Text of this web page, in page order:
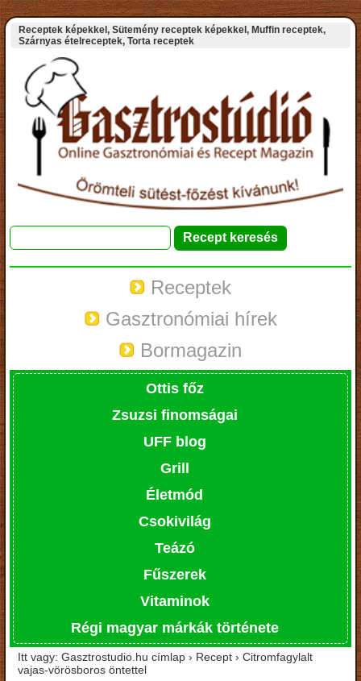
Receptek képekkel, Sütemény receptek képekkel, Muffin receptek,
Szárnyas ételreceptek, Torta receptek
Receptek
Gasztronómiai hírek
Bormagazin
Ottis főz
Zsuzsi finomságai
UFF blog
Grill
Életmód
Csokivilág
Teázó
Fűszerek
Vitaminok
Régi magyar márkák története
Itt vagy: Gasztrostudio.hu címlap › Recept › Citromfagylalt
vajas-vörösboros öntettel